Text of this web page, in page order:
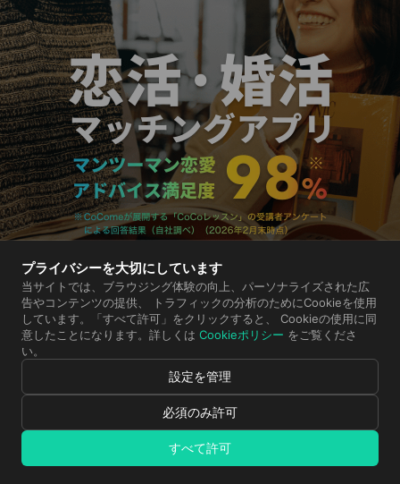
さっそくはじめる
本サービスは18歳以上（高校生を除く）の独身者向けです
「また同じやりとりの繰り返し…」
プライバシーを大切にしています
当サイトでは、ブラウジング体験の向上、パーソナライズされた広
告やコンテンツの提供、 トラフィックの分析のためにCookieを使用
しています。「すべて許可」をクリックすると、 Cookieの使用に同
意したことになります。詳しくは Cookieポリシー をご覧くださ
い。
設定を管理
必須のみ許可
すべて許可